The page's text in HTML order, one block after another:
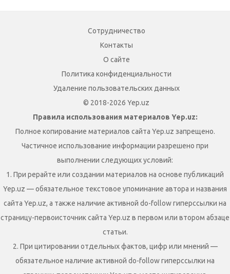
Сотрудничество
Контакты
О сайте
Политика конфиденциальности
Удаление пользовательских данных
© 2018-2026 Yep.uz
Правила использования материалов Yep.uz:
Полное копирование материалов сайта Yep.uz запрещено.
Частичное использование информации разрешено при
выполнении следующих условий:
1. При рерайте или создании материалов на основе публикаций
Yep.uz — обязательное текстовое упоминание автора и названия
сайта Yep.uz, а также наличие активной do-follow гиперссылки на
страницу-первоисточник сайта Yep.uz в первом или втором абзаце
статьи.
2. При цитировании отдельных фактов, цифр или мнений —
обязательное наличие активной do-follow гиперссылки на